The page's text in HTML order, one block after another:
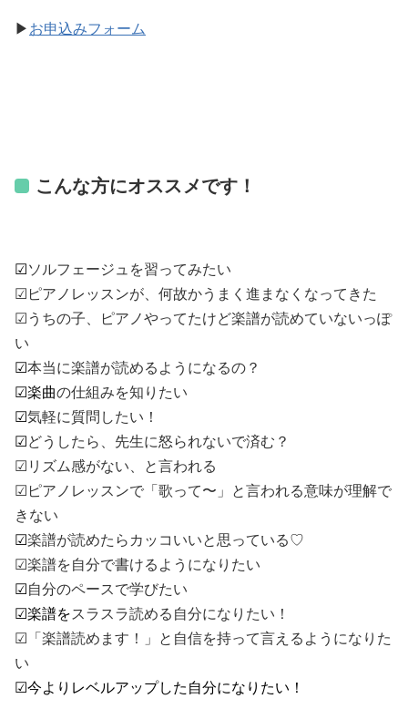
▶︎ お申込みフォーム
こんな方にオススメです！
☑︎ソルフェージュを習ってみたい
☑︎ピアノレッスンが、何故かうまく進まなくなってきた
☑︎うちの子、ピアノやってたけど楽譜が読めていないっぽ
い
☑︎本当に楽譜が読めるようになるの？
☑︎楽曲の仕組みを知りたい
☑︎気軽に質問したい！
☑︎どうしたら、先生に怒られないで済む？
☑︎リズム感がない、と言われる
☑︎ピアノレッスンで「歌って〜」と言われる意味が理解で
きない
☑︎楽譜が読めたらカッコいいと思っている♡
☑︎楽譜を自分で書けるようになりたい
☑︎自分のペースで学びたい
☑︎楽譜をスラスラ読める自分になりたい！
☑︎「楽譜読めます！」と自信を持って言えるようになりた
い
☑︎今よりレベルアップした自分になりたい！